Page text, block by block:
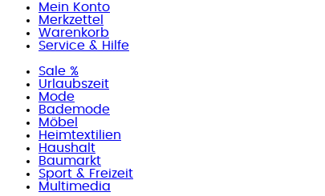
Mein Konto
Merkzettel
Warenkorb
Service & Hilfe
Sale %
Urlaubszeit
Mode
Bademode
Möbel
Heimtextilien
Haushalt
Baumarkt
Sport & Freizeit
Multimedia